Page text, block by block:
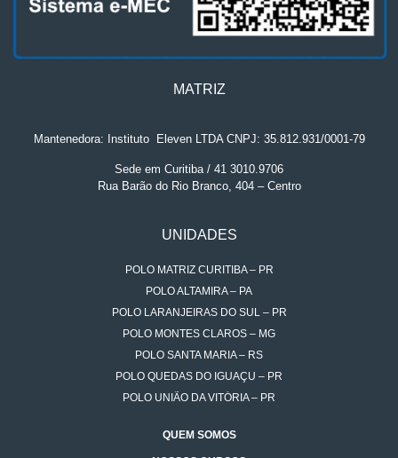
MATRIZ
Mantenedora: Instituto. Eleven LTDA CNPJ: 35.812.931/0001-79
Sede em Curitiba / 41 3010.9706
Rua Barão do Rio Branco, 404 – Centro
UNIDADES
POLO MATRIZ CURITIBA – PR
POLO ALTAMIRA – PA
POLO LARANJEIRAS DO SUL – PR
POLO MONTES CLAROS – MG
POLO SANTA MARIA – RS
POLO QUEDAS DO IGUAÇU – PR
POLO UNIÃO DA VITÓRIA – PR
QUEM SOMOS